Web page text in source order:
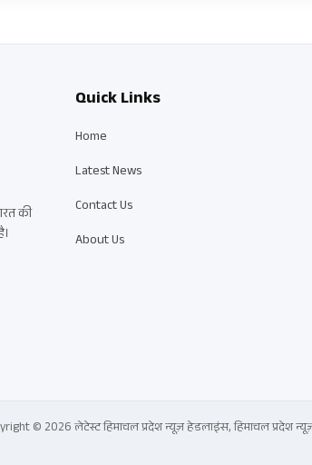
की
Quick Links
Home
Latest News
Contact Us
About Us
© 2026 लेटेस्ट हिमाचल प्रदेश न्यूज़ हेडलाइंस, हिमाचल प्रदेश